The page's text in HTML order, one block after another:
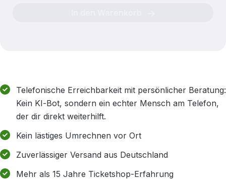
Telefonische Erreichbarkeit mit persönlicher Beratung:
Kein KI‑Bot, sondern ein echter Mensch am Telefon,
der dir direkt weiterhilft.
Kein lästiges Umrechnen vor Ort
Zuverlässiger Versand aus Deutschland
Mehr als 15 Jahre Ticketshop-Erfahrung